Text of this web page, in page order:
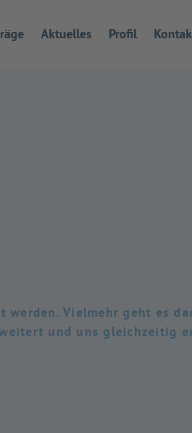
Aktuelles Profil
Vielmehr geht es
und uns gleichzeitig